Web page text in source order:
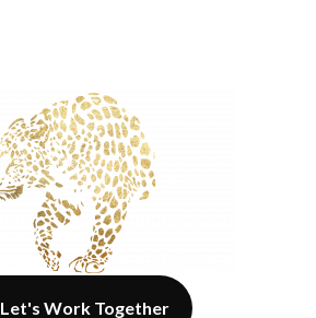
Let's Work Together